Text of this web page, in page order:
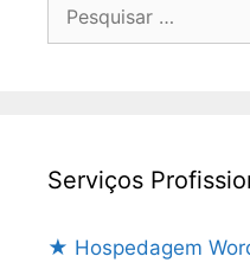
Serviços
★ Hospedagem